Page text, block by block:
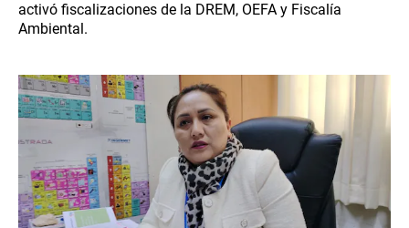
activó fiscalizaciones de la DREM, OEFA y Fiscalía
Ambiental.